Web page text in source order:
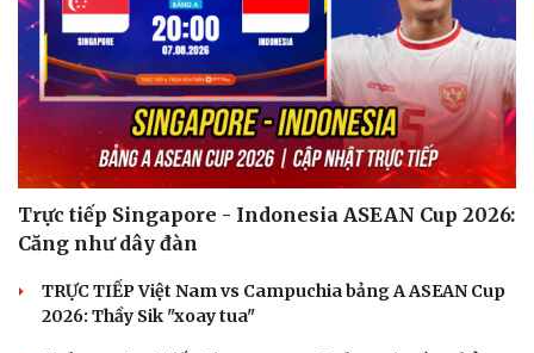
Trực tiếp Singapore - Indonesia ASEAN Cup 2026:
Căng như dây đàn
TRỰC TIẾP Việt Nam vs Campuchia bảng A ASEAN Cup
2026: Thầy Sik "xoay tua"